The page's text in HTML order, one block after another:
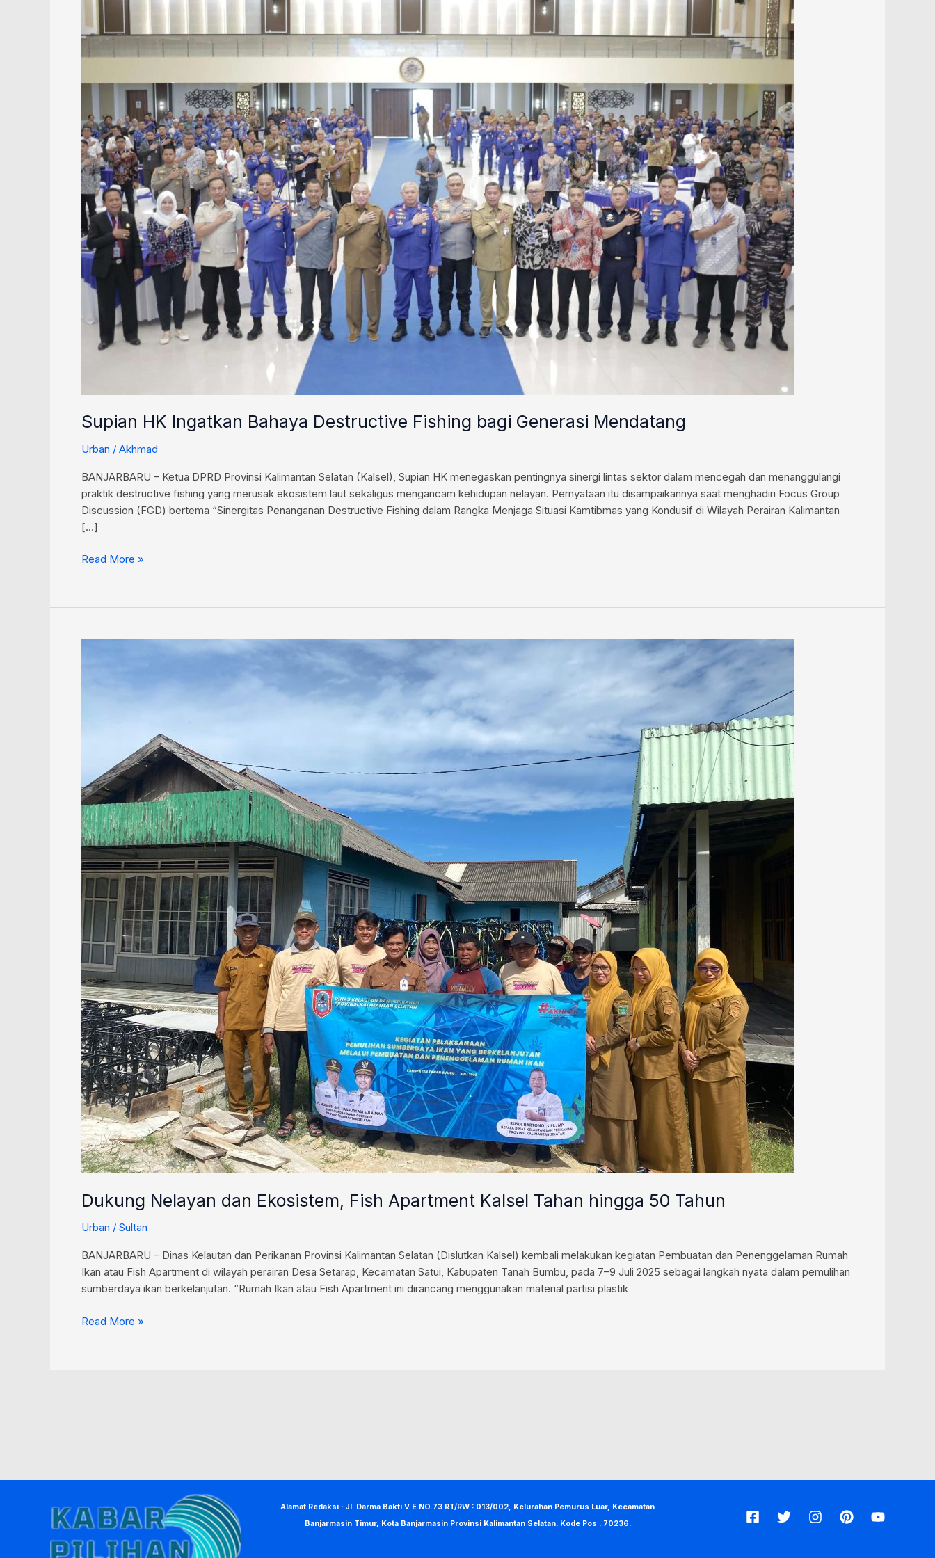
Supian HK Ingatkan Bahaya Destructive Fishing bagi Generasi Mendatang
Urban / Akhmad
BANJARBARU – Ketua DPRD Provinsi Kalimantan Selatan (Kalsel), Supian HK menegaskan pentingnya sinergi lintas sektor dalam mencegah dan menanggulangi
praktik destructive fishing yang merusak ekosistem laut sekaligus mengancam kehidupan nelayan. Pernyataan itu disampaikannya saat menghadiri Focus Group
Discussion (FGD) bertema “Sinergitas Penanganan Destructive Fishing dalam Rangka Menjaga Situasi Kamtibmas yang Kondusif di Wilayah Perairan Kalimantan
[…]
Fishing
bagi
Mendatang
Read More »
Dukung Nelayan dan Ekosistem, Fish Apartment Kalsel Tahan hingga 50 Tahun
Urban / Sultan
BANJARBARU – Dinas Kelautan dan Perikanan Provinsi Kalimantan Selatan (Dislutkan Kalsel) kembali melakukan kegiatan Pembuatan dan Penenggelaman Rumah
Ikan atau Fish Apartment di wilayah perairan Desa Setarap, Kecamatan Satui, Kabupaten Tanah Bumbu, pada 7–9 Juli 2025 sebagai langkah nyata dalam pemulihan
sumberdaya ikan berkelanjutan. “Rumah Ikan atau Fish Apartment ini dirancang menggunakan material partisi plastik
hingga
50
Tahun
Read More »
Alamat Redaksi : Jl. Darma Bakti V E NO.73 RT/RW : 013/002, Kelurahan Pemurus Luar, Kecamatan
Banjarmasin Timur, Kota Banjarmasin Provinsi Kalimantan Selatan. Kode Pos : 70236.